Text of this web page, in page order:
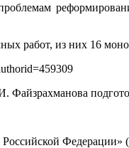
проблемам
работ, из них 16
Файзрахманова
Федерации»